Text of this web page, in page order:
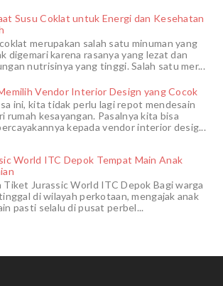
Susu Coklat untuk Energi dan Kesehatan
merupakan salah satu minuman yang
digemari karena rasanya yang lezat dan
nutrisinya yang tinggi. Salah satu mer...
Vendor Interior Design yang Cocok
ini, kita tidak perlu lagi repot mendesain
rumah kesayangan. Pasalnya kita bisa
kepada vendor interior desig...
World ITC Depok Tempat Main Anak
Tiket Jurassic World ITC Depok Bagi warga
di wilayah perkotaan, mengajak anak
pasti selalu di pusat perbel...